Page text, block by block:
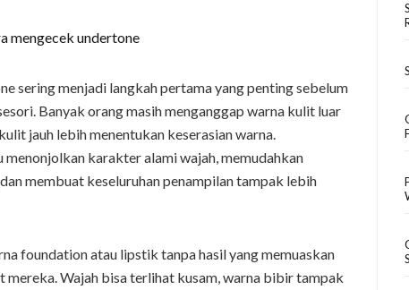
sering menjadi langkah pertama yang penting sebelum
Banyak orang masih menganggap warna kulit luar
jauh lebih menentukan keserasian warna.
karakter alami wajah, memudahkan
membuat keseluruhan penampilan tampak lebih
foundation atau lipstik tanpa hasil yang memuaskan
mereka. Wajah bisa terlihat kusam, warna bibir tampak